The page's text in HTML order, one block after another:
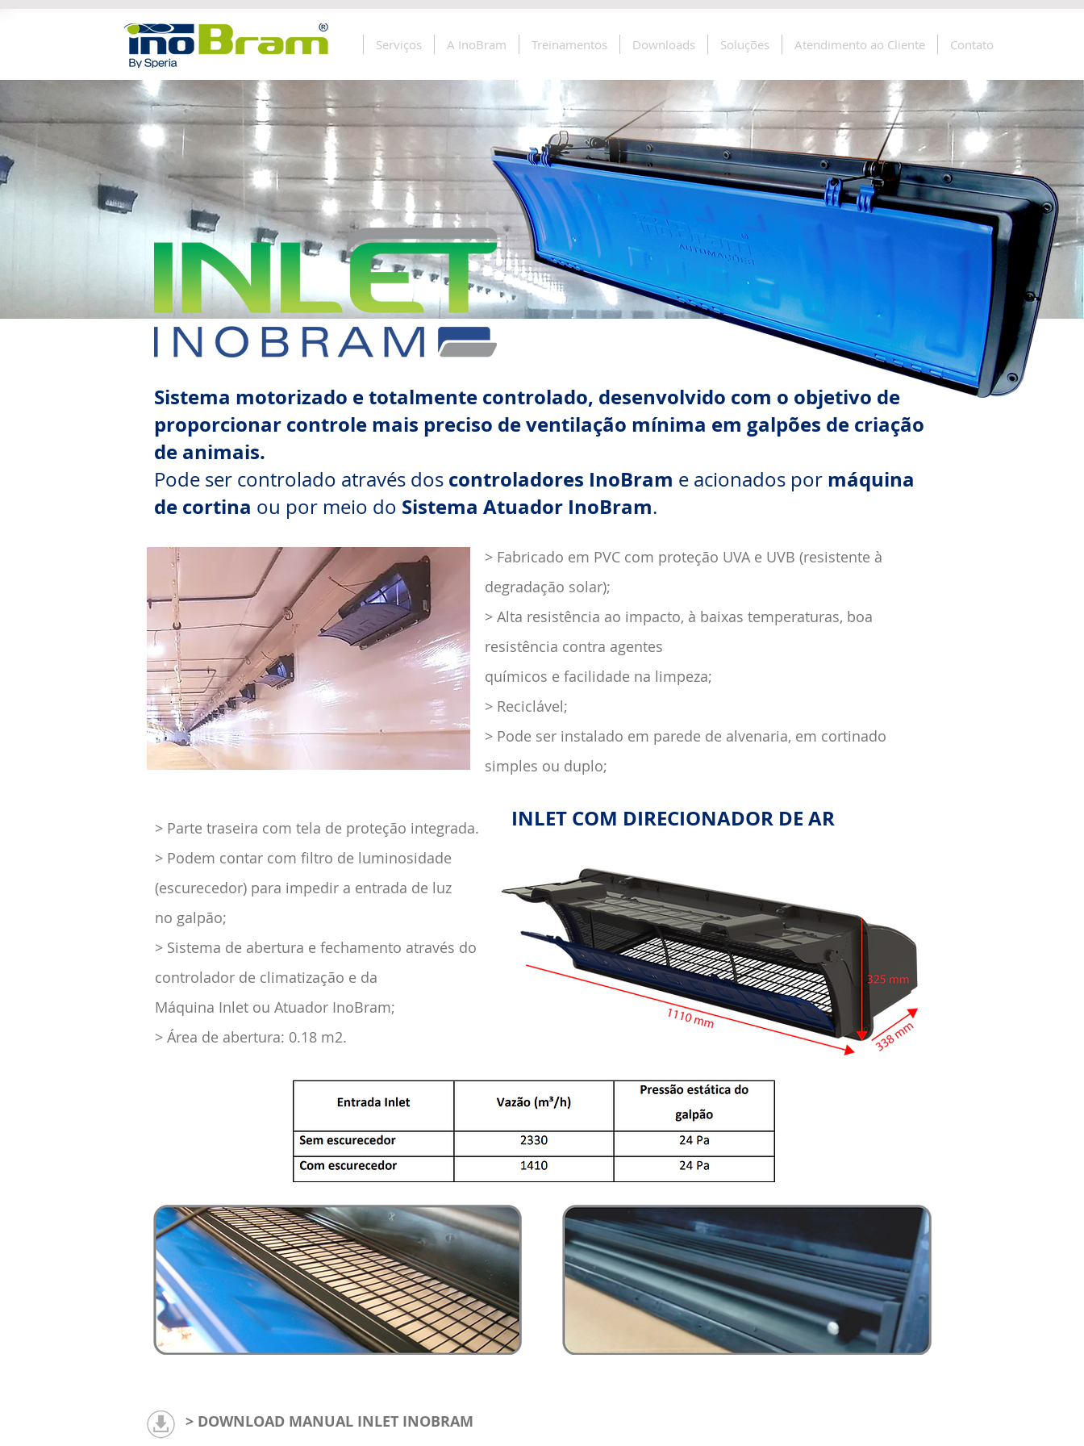
Serviços A InoBram Treinamentos Downloads Soluções Atendimento ao Cliente Contato
Sistema motorizado e totalmente controlado, desenvolvido com o objetivo de
proporcionar controle mais preciso de ventilação mínima em galpões de criação
de animais.
Pode ser controlado através dos controladores InoBram e acionados por máquina
de cortina ou por meio do Sistema Atuador InoBram.
> Fabricado em PVC com proteção UVA e UVB (resistente à
degradação solar);
> Alta resistência ao impacto, à baixas temperaturas, boa
resistência contra agentes
químicos e facilidade na limpeza;
> Reciclável;
> Pode ser instalado em parede de alvenaria, em cortinado
simples ou duplo;
INLET COM DIRECIONADOR DE AR
> Parte traseira com tela de proteção integrada.
> Podem contar com filtro de luminosidade
(escurecedor) para impedir a entrada de luz
no galpão;
> Sistema de abertura e fechamento através do
controlador de climatização e da
Máquina Inlet ou Atuador InoBram;
> Área de abertura: 0.18 m2.
> DOWNLOAD MANUAL INLET INOBRAM